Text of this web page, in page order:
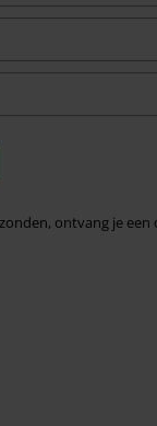
ontvang je